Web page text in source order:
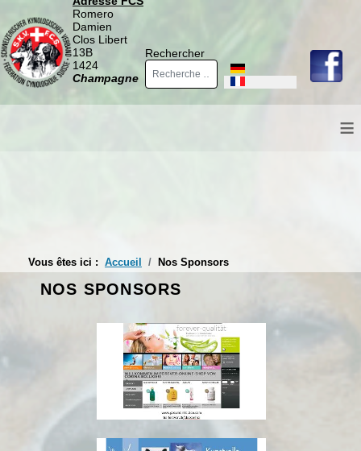
Romero
Damien
Clos Libert
13B
1424
Champagne
Rechercher
Sélectionnez votre langue
≡
Vous êtes ici : Accueil Nos Sponsors
NOS SPONSORS